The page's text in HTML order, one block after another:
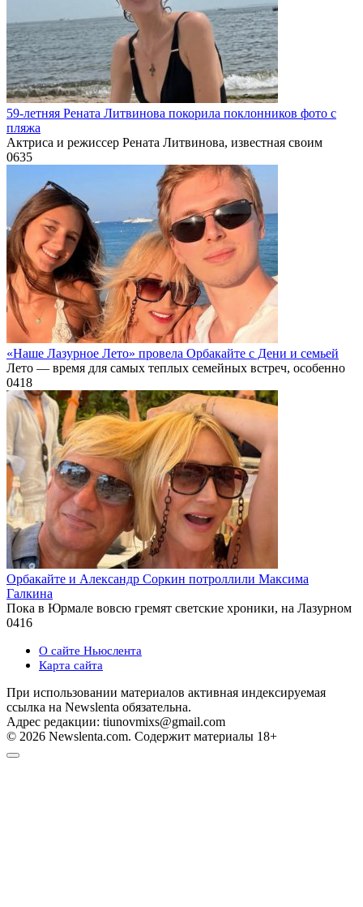
59-летняя Рената Литвинова покорила поклонников фото с
пляжа
Актриса и режиссер Рената Литвинова, известная своим
0635
«Наше Лазурное Лето» провела Орбакайте с Дени и семьей
Лето — время для самых теплых семейных встреч, особенно
0418
Орбакайте и Александр Соркин потроллили Максима
Галкина
Пока в Юрмале вовсю гремят светские хроники, на Лазурном
0416
О сайте Ньюслента
Карта сайта
При использовании материалов активная индексируемая
ссылка на Newslenta обязательна.
Адрес редакции: tiunovmixs@gmail.com
© 2026 Newslenta.com. Содержит материалы 18+